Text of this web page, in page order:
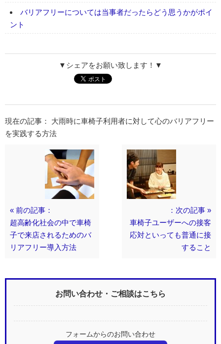
バリアフリーについては当事者だったらどう思うかがポイ
ント
▼シェアをお願い致します！▼
現在の記事： 大雨時に車椅子利用者に対して心のバリアフリー
を実践する方法
« 前の記事：
超高齢化社会の中で車椅
子で来店されるためのバ
リアフリー導入方法
：次の記事 »
車椅子ユーザーへの接客
応対といっても普通に接
すること
お問い合わせ・ご相談はこちら
フォームからのお問い合わせ